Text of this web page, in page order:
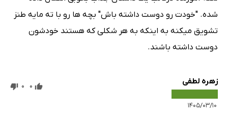
شده. "خودت رو دوست داشته باش" بچه ها رو با ته مایه طنز
تشویق میکنه به اینکه به هر شکلی که هستند خودشون
دوست داشته باشند.
زهره لطفی
۱۴۰۵/۰۳/۱۰
0
0